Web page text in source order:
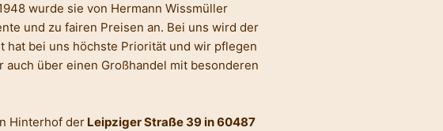
wurde sie von Hermann Wissmüller
und zu fairen Preisen an. Bei uns wird der
hat bei uns höchste Priorität und wir pflegen
über einen Großhandel mit besonderen
Hinterhof der Leipziger Straße 39 in 60487